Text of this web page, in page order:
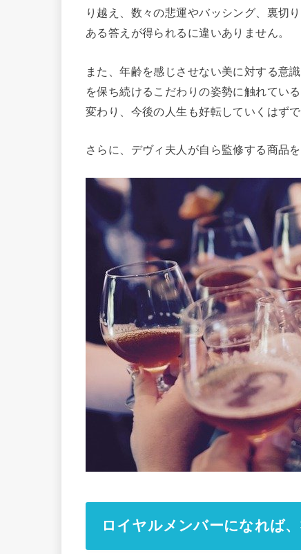
り越え、数々の悲運やバッシング、裏切
ある答えが得られるに違いありません。
また、年齢を感じさせない美に対する意
を保ち続けるこだわりの姿勢に触れてい
変わり、今後の人生も好転していくはずで
さらに、デヴィ夫人が自ら監修する商品
ロイヤルメンバーになれば